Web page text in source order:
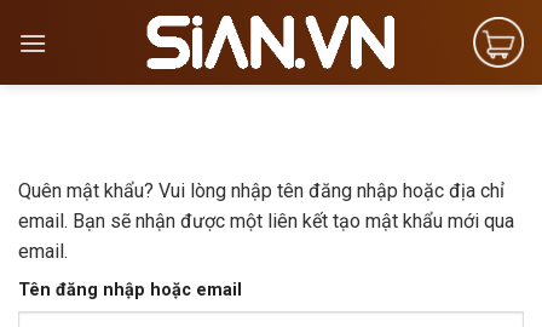
Quên mật khẩu? Vui lòng nhập tên đăng nhập hoặc địa chỉ
email. Bạn sẽ nhận được một liên kết tạo mật khẩu mới qua
email.
Tên đăng nhập hoặc email